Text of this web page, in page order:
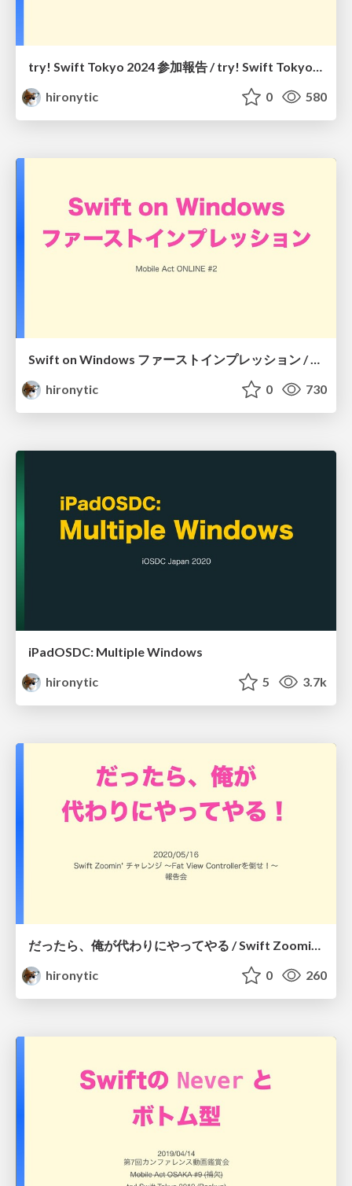
hironytic
0 580
Swift on Windows ファーストインプレッション / Swift on Windows First Impression
hironytic
0 730
iPadOSDC: Multiple Windows
hironytic
5 3.7k
だったら、俺が代わりにやってやる / Swift Zoomin' Challenge
hironytic
0 260